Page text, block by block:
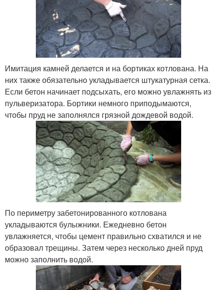
Имитация камней делается и на бортиках котлована. На
них также обязательно укладывается штукатурная сетка.
Если бетон начинает подсыхать, его можно увлажнять из
пульверизатора. Бортики немного приподымаются,
чтобы пруд не заполнялся грязной дождевой водой.
По периметру забетонированного котлована
укладываются булыжники. Ежедневно бетон
увлажняется, чтобы цемент правильно схватился и не
образовал трещины. Затем через несколько дней пруд
можно заполнить водой.